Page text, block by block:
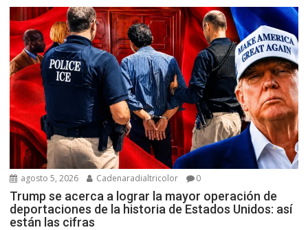
agosto 5, 2026 Cadenaradialtricolor 0
Trump se acerca a lograr la mayor operación de
deportaciones de la historia de Estados Unidos: así
están las cifras